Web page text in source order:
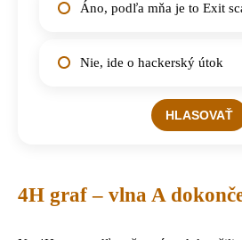
Áno, podľa mňa je to Exit
Nie, ide o hackerský útok
4H graf – vlna A